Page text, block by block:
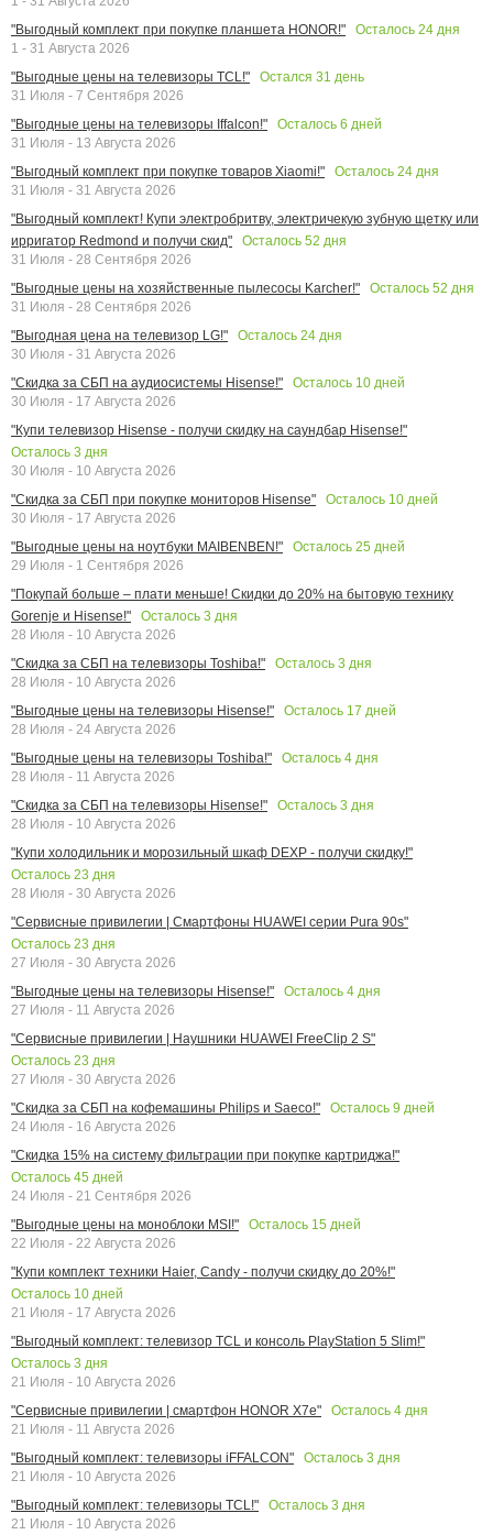
"Выгодный комплект при покупке планшета HONOR!"
Осталось 24 дня
1 - 31 Августа 2026
"Выгодные цены на телевизоры TCL!"
Остался 31 день
31 Июля - 7 Сентября 2026
"Выгодные цены на телевизоры Iffalcon!"
Осталось 6 дней
31 Июля - 13 Августа 2026
"Выгодный комплект при покупке товаров Xiaomi!"
Осталось 24 дня
31 Июля - 31 Августа 2026
"Выгодный комплект! Купи электробритву, электричекую зубную щетку или
ирригатор Redmond и получи скид"
Осталось 52 дня
31 Июля - 28 Сентября 2026
"Выгодные цены на хозяйственные пылесосы Karcher!"
Осталось 52 дня
31 Июля - 28 Сентября 2026
"Выгодная цена на телевизор LG!"
Осталось 24 дня
30 Июля - 31 Августа 2026
"Скидка за СБП на аудиосистемы Hisense!"
Осталось 10 дней
30 Июля - 17 Августа 2026
"Купи телевизор Hisense - получи скидку на саундбар Hisense!"
Осталось 3 дня
30 Июля - 10 Августа 2026
"Скидка за СБП при покупке мониторов Hisense"
Осталось 10 дней
30 Июля - 17 Августа 2026
"Выгодные цены на ноутбуки MAIBENBEN!"
Осталось 25 дней
29 Июля - 1 Сентября 2026
"Покупай больше – плати меньше! Скидки до 20% на бытовую технику
Gorenje и Hisense!"
Осталось 3 дня
28 Июля - 10 Августа 2026
"Скидка за СБП на телевизоры Toshiba!"
Осталось 3 дня
28 Июля - 10 Августа 2026
"Выгодные цены на телевизоры Hisense!"
Осталось 17 дней
28 Июля - 24 Августа 2026
"Выгодные цены на телевизоры Toshiba!"
Осталось 4 дня
28 Июля - 11 Августа 2026
"Скидка за СБП на телевизоры Hisense!"
Осталось 3 дня
28 Июля - 10 Августа 2026
"Купи холодильник и морозильный шкаф DEXP - получи скидку!"
Осталось 23 дня
28 Июля - 30 Августа 2026
"Сервисные привилегии | Смартфоны HUAWEI серии Pura 90s"
Осталось 23 дня
27 Июля - 30 Августа 2026
"Выгодные цены на телевизоры Hisense!"
Осталось 4 дня
27 Июля - 11 Августа 2026
"Сервисные привилегии | Наушники HUAWEI FreeClip 2 S"
Осталось 23 дня
27 Июля - 30 Августа 2026
"Скидка за СБП на кофемашины Philips и Saeco!"
Осталось 9 дней
24 Июля - 16 Августа 2026
"Скидка 15% на систему фильтрации при покупке картриджа!"
Осталось 45 дней
24 Июля - 21 Сентября 2026
"Выгодные цены на моноблоки MSI!"
Осталось 15 дней
22 Июля - 22 Августа 2026
"Купи комплект техники Haier, Candy - получи скидку до 20%!"
Осталось 10 дней
21 Июля - 17 Августа 2026
"Выгодный комплект: телевизор TCL и консоль PlayStation 5 Slim!"
Осталось 3 дня
21 Июля - 10 Августа 2026
"Сервисные привилегии | смартфон HONOR X7e"
Осталось 4 дня
21 Июля - 11 Августа 2026
"Выгодный комплект: телевизоры iFFALCON"
Осталось 3 дня
21 Июля - 10 Августа 2026
"Выгодный комплект: телевизоры TCL!"
Осталось 3 дня
21 Июля - 10 Августа 2026